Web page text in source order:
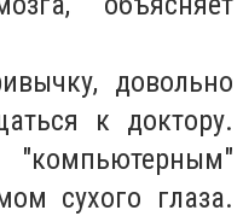
довольно
к доктору.
сухого глаза.